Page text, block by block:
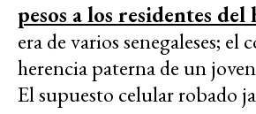
pesos a los residentes del
era de varios senegaleses; el
herencia paterna de un
El supuesto celular robado